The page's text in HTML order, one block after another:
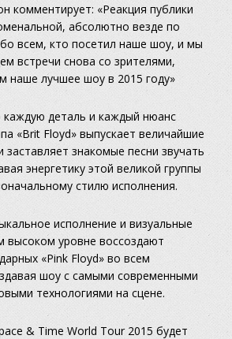
комментирует: «Реакция публики
абсолютно везде по
всем, кто посетил наше шоу, и мы
встречи снова со зрителями,
наше лучшее шоу в 2015 году»
каждую деталь и каждый нюанс
«Brit Floyd» выпускает величайшие
заставляет знакомые песни звучать
энергетику этой великой группы
стилю исполнения.
исполнение и визуальные
уровне воссоздают
«Pink Floyd» во всем
шоу с самыми современными
технологиями на сцене.
& Time World Tour 2015 будет